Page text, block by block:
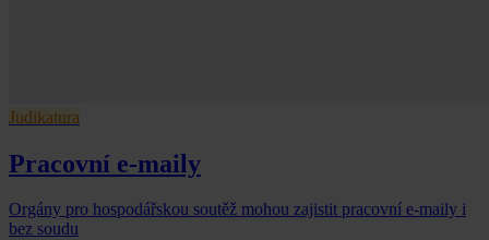
Judikatura
Pracovní e-maily
Orgány pro hospodářskou soutěž mohou zajistit pracovní e-maily i
bez soudu